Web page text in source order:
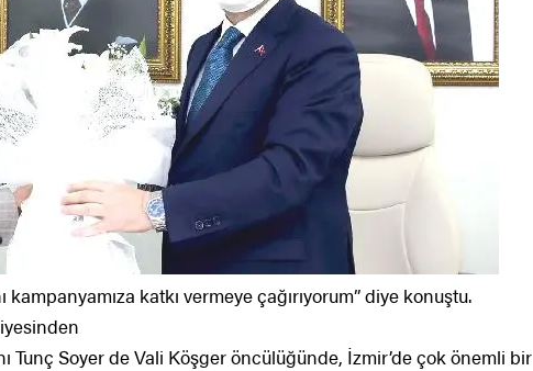
katkı vermeye çağırıyorum” diye konuştu.
Tunç Soyer de Vali Köşger öncülüğünde, İzmir’de çok önemli bir